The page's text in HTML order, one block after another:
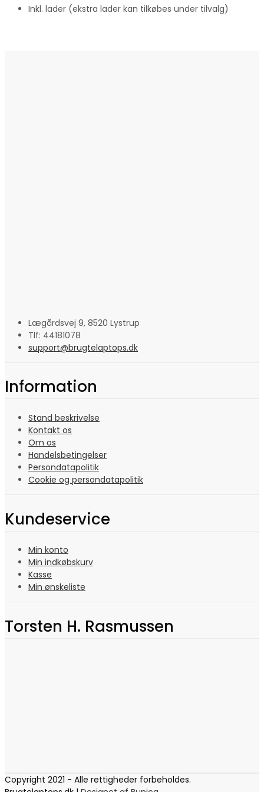
Inkl. lader (ekstra lader kan tilkøbes under tilvalg)
Lægårdsvej 9, 8520 Lystrup
Tlf: 44181078
support@brugtelaptops.dk
Information
Stand beskrivelse
Kontakt os
Om os
Handelsbetingelser
Persondatapolitik
Cookie og persondatapolitik
Kundeservice
Min konto
Min indkøbskurv
Kasse
Min ønskeliste
Torsten H. Rasmussen
Copyright 2021 - Alle rettigheder forbeholdes.